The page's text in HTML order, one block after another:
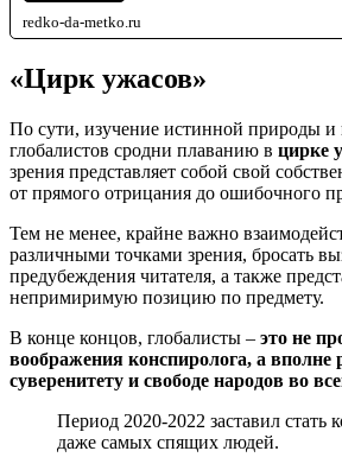
redko-da-metko.ru
«Цирк ужасов»
По сути, изучение истинной природы и
глобалистов сродни плаванию в цирке
зрения представляет собой свой
от прямого отрицания до ошибочного
Тем не менее, крайне важно
различными точками зрения, бросать
предубеждения читателя, а также
непримиримую позицию по предмету.
В конце концов, глобалисты – это не
воображения конспиролога, а вполне
суверенитету и свободе народов во
Период 2020-2022 заставил стать
даже самых спящих людей.